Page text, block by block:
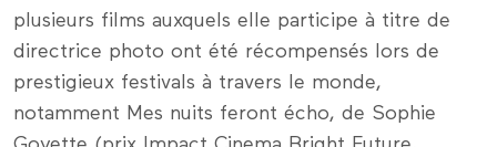
plusieurs films auxquels elle participe à titre de
directrice photo ont été récompensés lors de
prestigieux festivals à travers le monde,
notamment Mes nuits feront écho, de Sophie